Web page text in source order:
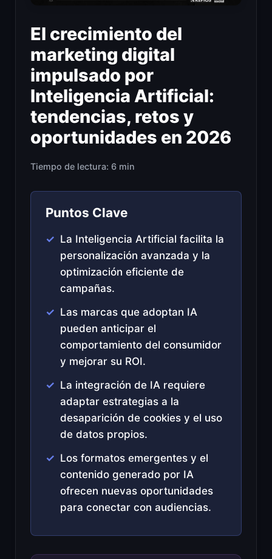
El crecimiento del
marketing digital
impulsado por
Inteligencia Artificial:
tendencias, retos y
oportunidades en 2026
Tiempo de lectura: 6 min
Puntos Clave
La Inteligencia Artificial facilita la
personalización avanzada y la
optimización eficiente de
campañas.
Las marcas que adoptan IA
pueden anticipar el
comportamiento del consumidor
y mejorar su ROI.
La integración de IA requiere
adaptar estrategias a la
desaparición de cookies y el uso
de datos propios.
Los formatos emergentes y el
contenido generado por IA
ofrecen nuevas oportunidades
para conectar con audiencias.